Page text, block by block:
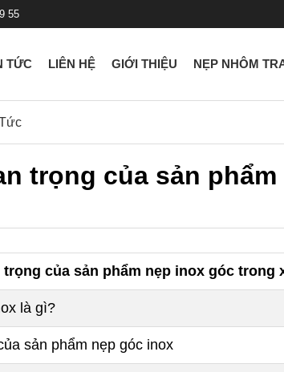
55
TỨC LIÊN HỆ GIỚI THIỆU NẸP NHÔM
trọng của sản
trọng của sản phẩm nẹp inox góc
là gì?
sản phẩm nẹp góc inox